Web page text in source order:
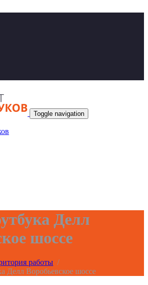
Toggle navigation
Делл
шоссе
работы /
Делл Воробьевское шоссе